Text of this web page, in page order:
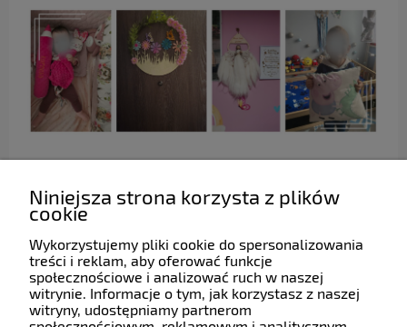
Pomoc
Moje konto
Niniejsza strona korzysta z plików
cookie
Wykorzystujemy pliki cookie do spersonalizowania
treści i reklam, aby oferować funkcje
społecznościowe i analizować ruch w naszej
witrynie. Informacje o tym, jak korzystasz z naszej
witryny, udostępniamy partnerom